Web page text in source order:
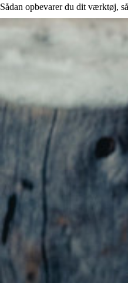
Sådan opbevarer du dit værktøj,